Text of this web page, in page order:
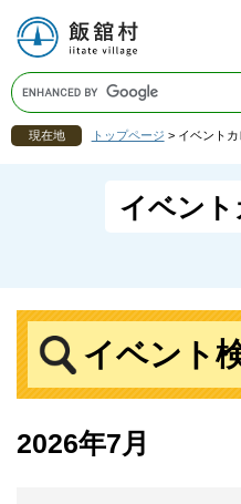
現在地 トップページ > イベント
イベン
イベント
2026年7月